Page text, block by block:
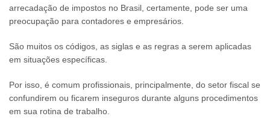
arrecadação de impostos no Brasil, certamente, pode ser uma
preocupação para contadores e empresários.
São muitos os códigos, as siglas e as regras a serem aplicadas
em situações específicas.
Por isso, é comum profissionais, principalmente, do setor fiscal se
confundirem ou ficarem inseguros durante alguns procedimentos
em sua rotina de trabalho.